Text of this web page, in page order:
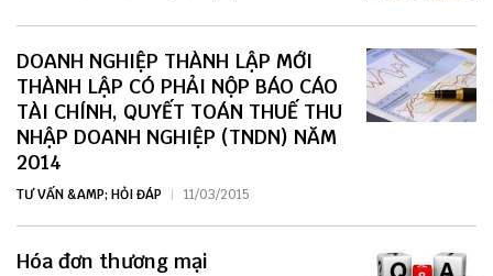
DOANH NGHIỆP THÀNH LẬP MỚI
THÀNH LẬP CÓ PHẢI NỘP BÁO CÁO
TÀI CHÍNH, QUYẾT TOÁN THUẾ THU
NHẬP DOANH NGHIỆP (TNDN) NĂM
2014
TƯ VẤN &AMP; HỎI ĐÁP 11/03/2015
Hóa đơn thương mại